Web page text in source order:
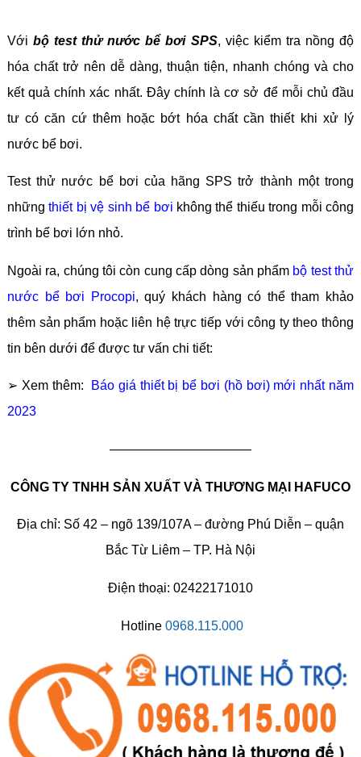
Vớibộ test thử nước bể bơi SPS, việc kiểm tra nồng độ
hóa chất trở nên dễ dàng, thuận tiện, nhanh chóng và cho
kết quả chính xác nhất. Đây chính là cơ sở để mỗi chủ đầu
tư có căn cứ thêm hoặc bớt hóa chất cần thiết khi xử lý
nước bể bơi.
Test thử nước bể bơi của hãng SPS trở thành một trong
nhữngthiết bị vệ sinh bể bơi không thể thiếu trong mỗi công
trình bể bơi lớn nhỏ.
Ngoài ra, chúng tôi còn cung cấp dòng sản phẩm bộ test thử
nước bể bơi Procopi, quý khách hàng có thể tham khảo
thêm sản phẩm hoặc liên hệ trực tiếp với công ty theo thông
tin bên dưới để được tư vấn chi tiết:
➢ Xem thêm:
Báo giá thiết bị bể bơi (hồ bơi) mới nhất năm
2023
———————————
CÔNG TY TNHH SẢN XUẤT VÀ THƯƠNG MẠI HAFUCO
Địa chỉ: Số 42 – ngõ 139/107A – đường Phú Diễn – quận
Bắc Từ Liêm – TP. Hà Nội
Điện thoại: 02422171010
Hotline 0968.115.000